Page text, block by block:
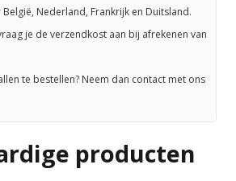
Nederland, Frankrijk en Duitsland.
je de verzendkost aan bij afrekenen van
te bestellen? Neem dan contact met ons
producten